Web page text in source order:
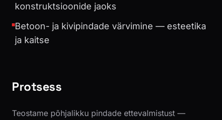
konstruktsioonide jaoks
Betoon- ja kivipindade värvimine — esteetika
ja kaitse
Protsess
Teostame põhjalikku pindade ettevalmistust —